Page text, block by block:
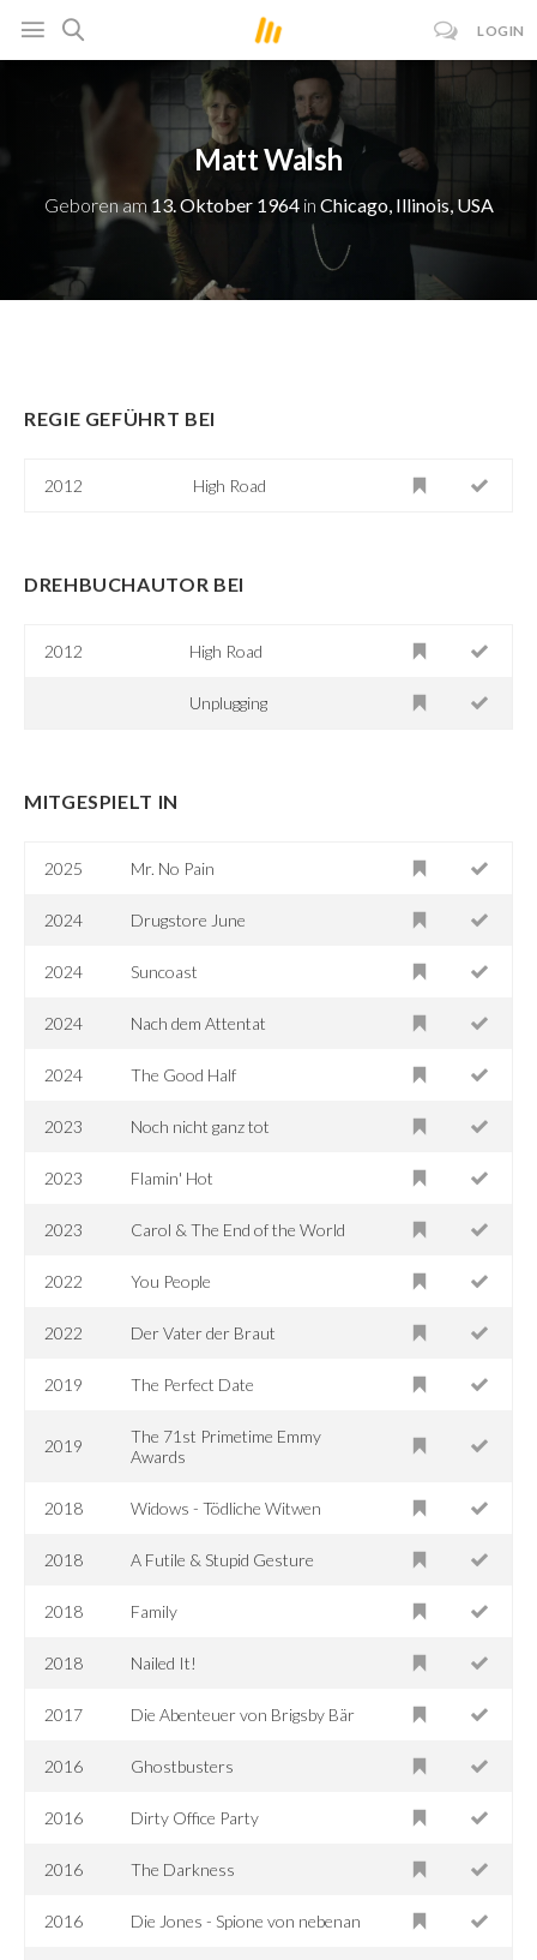
LOGIN
Matt Walsh
Geboren am 13. Oktober 1964in Chicago, Illinois, USA
REGIE GEFÜHRT BEI
2012 High Road
DREHBUCHAUTOR BEI
2012 High Road
Unplugging
MITGESPIELT IN
2025 Mr. No Pain
2024 Drugstore June
2024 Suncoast
2024 Nach dem Attentat
2024 The Good Half
2023 Noch nicht ganz tot
2023 Flamin' Hot
2023 Carol & The End of the World
2022 You People
2022 Der Vater der Braut
2019 The Perfect Date
2019
The 71st Primetime Emmy
Awards
2018 Widows - Tödliche Witwen
2018 A Futile & Stupid Gesture
2018 Family
2018 Nailed It!
2017 Die Abenteuer von Brigsby Bär
2016 Ghostbusters
2016 Dirty Office Party
2016 The Darkness
2016 Die Jones - Spione von nebenan